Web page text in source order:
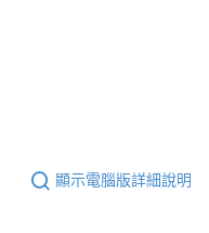
顯示電腦版詳細說明